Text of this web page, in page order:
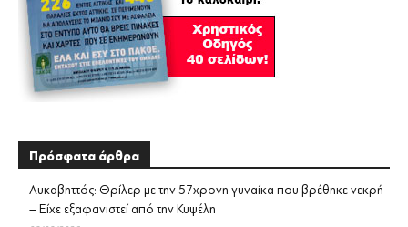
Πρόσφατα άρθρα
Λυκαβηττός: Θρίλερ με την 57χρονη γυναίκα που βρέθηκε νεκρή
– Είχε εξαφανιστεί από την Κυψέλη